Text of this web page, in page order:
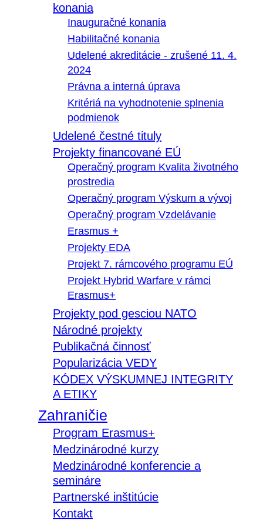
konania
Inauguračné konania
Habilitačné konania
Udelené akreditácie - zrušené 11. 4.
2024
Právna a interná úprava
Kritériá na vyhodnotenie splnenia
podmienok
Udelené čestné tituly
Projekty financované EÚ
Operačný program Kvalita životného
prostredia
Operačný program Výskum a vývoj
Operačný program Vzdelávanie
Erasmus +
Projekty EDA
Projekt 7. rámcového programu EÚ
Projekt Hybrid Warfare v rámci
Erasmus+
Projekty pod gesciou NATO
Národné projekty
Publikačná činnosť
Popularizácia VEDY
KÓDEX VÝSKUMNEJ INTEGRITY
A ETIKY
Zahraničie
Program Erasmus+
Medzinárodné kurzy
Medzinárodné konferencie a
semináre
Partnerské inštitúcie
Kontakt